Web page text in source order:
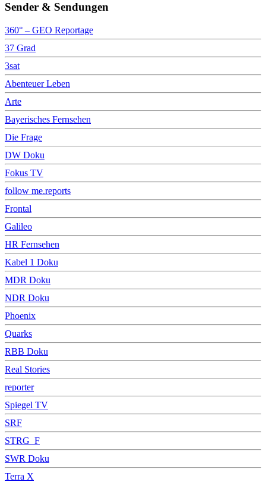
Sender & Sendungen
360° – GEO Reportage
37 Grad
3sat
Abenteuer Leben
Arte
Bayerisches Fernsehen
Die Frage
DW Doku
Fokus TV
follow me.reports
Frontal
Galileo
HR Fernsehen
Kabel 1 Doku
MDR Doku
NDR Doku
Phoenix
Quarks
RBB Doku
Real Stories
reporter
Spiegel TV
SRF
STRG_F
SWR Doku
Terra X